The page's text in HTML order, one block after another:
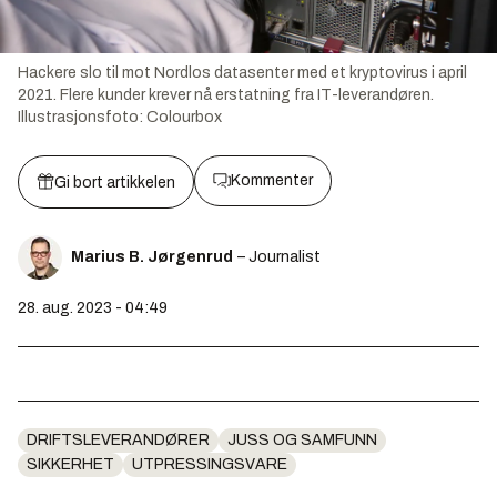
Hackere slo til mot Nordlos datasenter med et kryptovirus i april
2021. Flere kunder krever nå erstatning fra IT-leverandøren.
Illustrasjonsfoto: Colourbox
Gi bort artikkelen Kommenter
Marius B. Jørgenrud – Journalist
28. aug. 2023 - 04:49
DRIFTSLEVERANDØRER
JUSS OG SAMFUNN
SIKKERHET
UTPRESSINGSVARE